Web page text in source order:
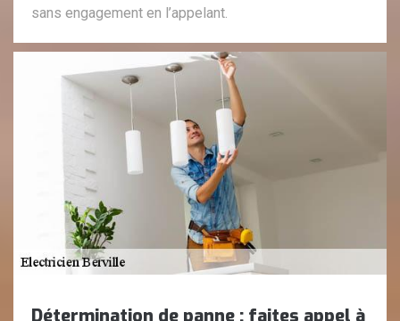
sans engagement en l’appelant.